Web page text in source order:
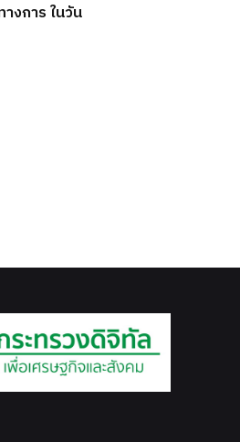
งการ ในวัน